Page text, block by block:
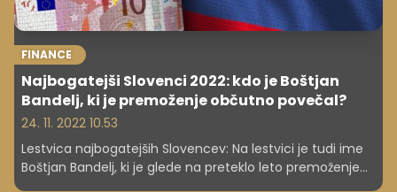
FINANCE
Najbogatejši Slovenci 2022: kdo je Boštjan
Bandelj, ki je premoženje občutno povečal?
24. 11. 2022 10.53
Lestvica najbogatejših Slovencev: Na lestvici je tudi ime
Boštjan Bandelj, ki je glede na preteklo leto premoženje